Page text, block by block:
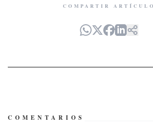
COMPARTIR ARTÍCULO
COMENTARIOS